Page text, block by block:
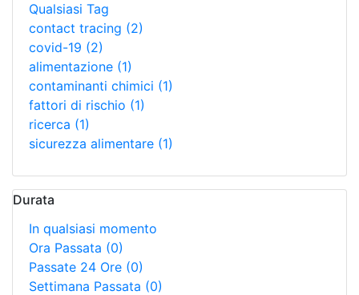
Qualsiasi Tag
contact tracing (2)
covid-19 (2)
alimentazione (1)
contaminanti chimici (1)
fattori di rischio (1)
ricerca (1)
sicurezza alimentare (1)
Durata
In qualsiasi momento
Ora Passata (0)
Passate 24 Ore (0)
Settimana Passata (0)